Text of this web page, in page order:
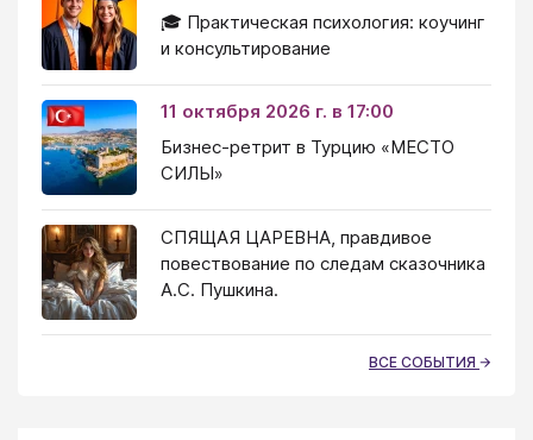
🎓 Практическая психология: коучинг
и консультирование
11 октября 2026 г. в 17:00
Бизнес-ретрит в Турцию «МЕСТО
СИЛЫ»
СПЯЩАЯ ЦАРЕВНА, правдивое
повествование по следам сказочника
А.С. Пушкина.
ВСЕ СОБЫТИЯ